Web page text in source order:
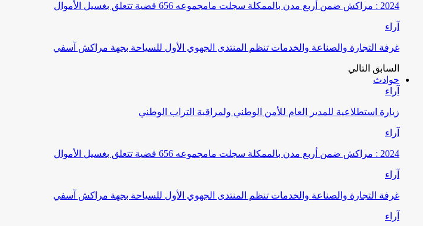
2024 : مراكش ضمن أربع مدن بالممكلة سجلت مامجموعه 656 قضية تتعلق بغسيل الأموال
آراء
غرفة التجارة والصناعة والخدمات تنظم المنتدى الجهوي الأول للسياحة بجهة مراكش آسفي
السابق التالي
حوادث
آراء
زيارة استطلاعية للمدير العام للأمن الوطني ولمراقبة التراب الوطني
آراء
2024 : مراكش ضمن أربع مدن بالممكلة سجلت مامجموعه 656 قضية تتعلق بغسيل الأموال
آراء
غرفة التجارة والصناعة والخدمات تنظم المنتدى الجهوي الأول للسياحة بجهة مراكش آسفي
آراء